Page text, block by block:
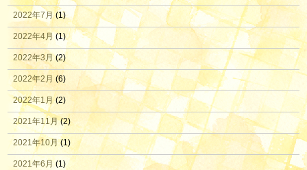
2022年7月(1)
2022年4月 (1)
2022年3月(2)
2022年2月 (6)
2022年1月(2)
2021年11月(2)
2021年10月(1)
2021年6月 (1)